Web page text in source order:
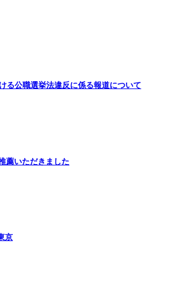
る公職選挙法違反に係る報道について
薦いただきました
京